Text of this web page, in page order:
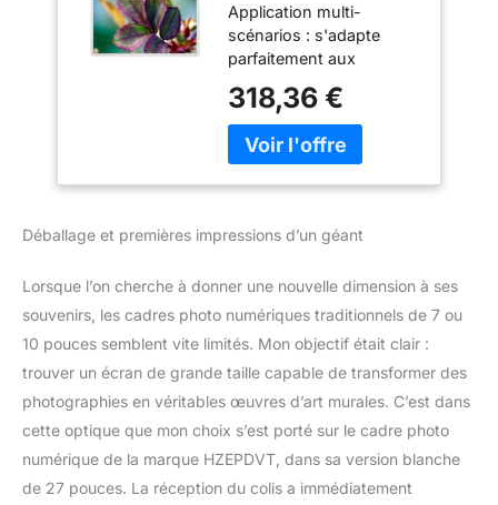
Pouces, 27 Pouces,
32 Pouces, Écran
IPS, Écran HD
1080P, Machine
Publicitaire Murale,
Facile À
Installer(White,27
inch)
Application multi-
scénarios : s'adapte
parfaitement aux
supermarchés, centres
commerciaux, hôpitaux,
halls d'exposition,
besoins tels que la
de renseignements et le
service. Détection
intelligente d'économie
intelligent intégré,
détecte
automatiquement les
activités du personnel,
réalise un sommeil et un
318,36 €
Déballage et premières impressions d’un géant
Lorsque l’on cherche à donner une nouvelle dimension à ses
souvenirs, les cadres photo numériques traditionnels de 7 ou
10 pouces semblent vite limités. Mon objectif était clair :
trouver un écran de grande taille capable de transformer des
photographies en véritables œuvres d’art murales. C’est dans
cette optique que mon choix s’est porté sur le cadre photo
numérique de la marque HZEPDVT, dans sa version blanche
de 27 pouces. La réception du colis a immédiatement